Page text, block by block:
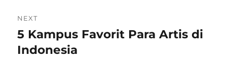
NEXT
Next
post:
5 Kampus Favorit Para Artis di
Indonesia